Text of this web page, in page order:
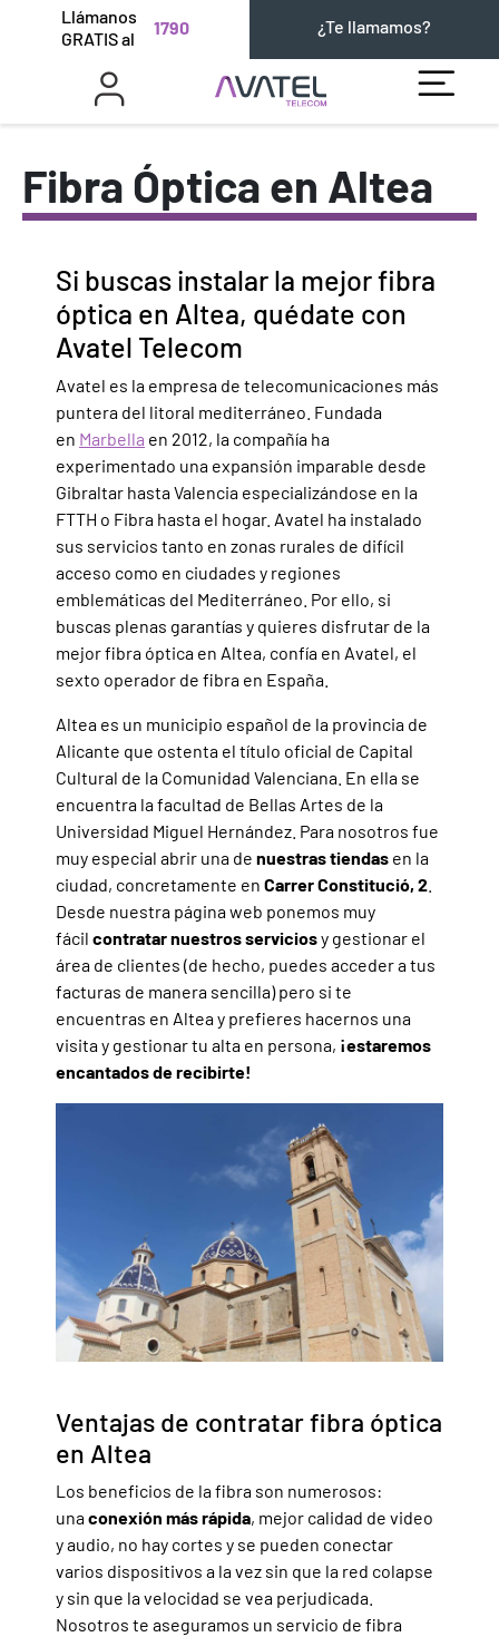
Llámanos
GRATIS al
1790 ¿Te llamamos?
Fibra Óptica en Altea
Si buscas instalar la mejor fibra
óptica en Altea, quédate con
Avatel Telecom
Avatel es la empresa de telecomunicaciones más
puntera del litoral mediterráneo. Fundada
en Marbella en 2012, la compañía ha
experimentado una expansión imparable desde
Gibraltar hasta Valencia especializándose en la
FTTH o Fibra hasta el hogar. Avatel ha instalado
sus servicios tanto en zonas rurales de difícil
acceso como en ciudades y regiones
emblemáticas del Mediterráneo. Por ello, si
buscas plenas garantías y quieres disfrutar de la
mejor fibra óptica en Altea, confía en Avatel, el
sexto operador de fibra en España.
Altea es un municipio español de la provincia de
Alicante que ostenta el título oficial de Capital
Cultural de la Comunidad Valenciana. En ella se
encuentra la facultad de Bellas Artes de la
Universidad Miguel Hernández. Para nosotros fue
muy especial abrir una de nuestras tiendas en la
ciudad, concretamente en Carrer Constitució, 2
Desde nuestra página web ponemos muy
fácil contratar nuestros serviciosy gestionar el
área de clientes (de hecho, puedes acceder a tus
facturas de manera sencilla) pero si te
encuentras en Altea y prefieres hacernos una
visita y gestionar tu alta en persona, ¡estaremos
encantados de recibirte!
Ventajas de contratar fibra óptica
en Altea
Los beneficios de la fibra son numerosos:
unaconexión más rápida, mejor calidad de video
y audio, no hay cortes y se pueden conectar
varios dispositivos a la vez sin que la red colapse
y sin que la velocidad se vea perjudicada.
Nosotros te aseguramos un servicio de fibra